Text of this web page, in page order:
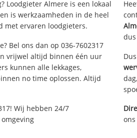
Loodgieter Almere is een lokaal
is werkzaamheden in de heel
met ervaren loodgieters.
Bel ons dan op 036-7602317
vrijwel altijd binnen één uur
kunnen alle lekkages,
no time oplossen. Altijd
Wij hebben 24/7
ons